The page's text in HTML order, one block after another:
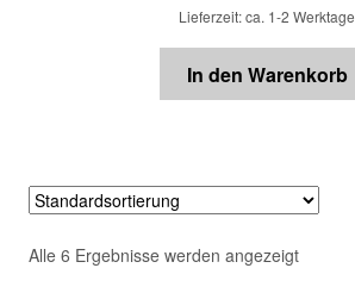
Lieferzeit: ca. 1-2 Werktage
In den Warenkorb
Alle 6 Ergebnisse werden angezeigt